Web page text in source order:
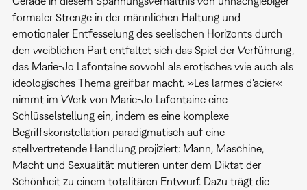
formaler Strenge in der männlichen Haltung und
emotionaler Entfesselung des seelischen Horizonts durch
den weiblichen Part entfaltet sich das Spiel der Verführung,
das Marie-Jo Lafontaine sowohl als erotisches wie auch als
ideologisches Thema greifbar macht. »Les larmes d'acier«
nimmt im Werk von Marie-Jo Lafontaine eine
Schlüsselstellung ein, indem es eine komplexe
Begriffskonstellation paradigmatisch auf eine
stellvertretende Handlung projiziert: Mann, Maschine,
Macht und Sexualität mutieren unter dem Diktat der
Schönheit zu einem totalitären Entwurf. Dazu trägt die